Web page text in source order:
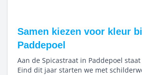
Samen kiezen voor kleur
Paddepoel
Aan de Spicastraat in Paddepoel
Eind dit jaar starten we met